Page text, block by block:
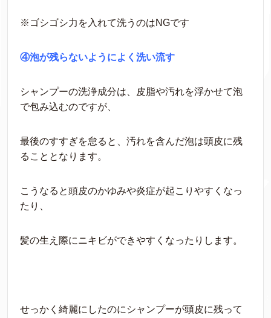
※ゴシゴシ力を入れて洗うのはNGです
④泡が残らないようによく洗い流す
シャンプーの洗浄成分は、皮脂や汚れを浮かせて泡
で包み込むのですが、
最後のすすぎを怠ると、汚れを含んだ泡は頭皮に残
ることとなります。
こうなると頭皮のかゆみや炎症が起こりやすくなっ
たり、
髪の生え際にニキビができやすくなったりします。
せっかく綺麗にしたのにシャンプーが頭皮に残って